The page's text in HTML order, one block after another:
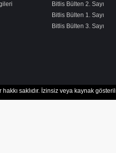
Bitlis Bülten 2. Sayı
Bitlis Bülten 1. Sayı
Bitlis Bülten 3. Sayı
saklıdır. İzinsiz veya kaynak